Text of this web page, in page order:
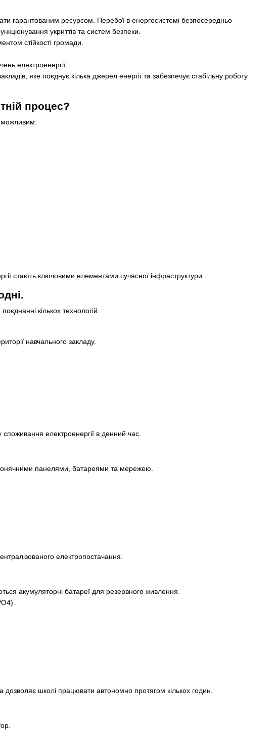
гарантованим ресурсом. Перебої в енергосистемі безпосередньо
укриттів та систем безпеки.
стійкості громади.
електроенергії.
яке поєднує кілька джерел енергії та забезпечує стабільну роботу
процес?
стають ключовими елементами сучасної інфраструктури.
кількох технологій.
навчального закладу.
електроенергії в денний час.
сонячними панелями, батареями та мережею.
електропостачання.
акумуляторні батареї для резервного живлення.
дозволяє школі працювати автономно протягом кількох годин.